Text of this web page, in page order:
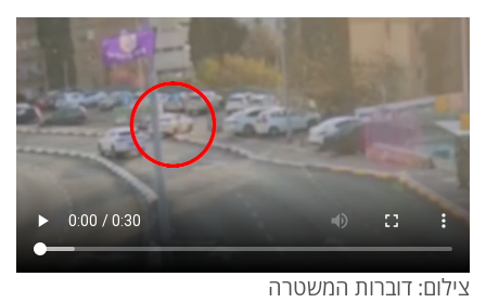
צילום: דוברות המשטרה